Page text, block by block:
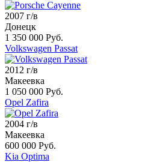
2007 г/в
Донецк
1 350 000 Руб.
Volkswagen Passat
2012 г/в
Макеевка
1 050 000 Руб.
Opel Zafira
2004 г/в
Макеевка
600 000 Руб.
Kia Optima